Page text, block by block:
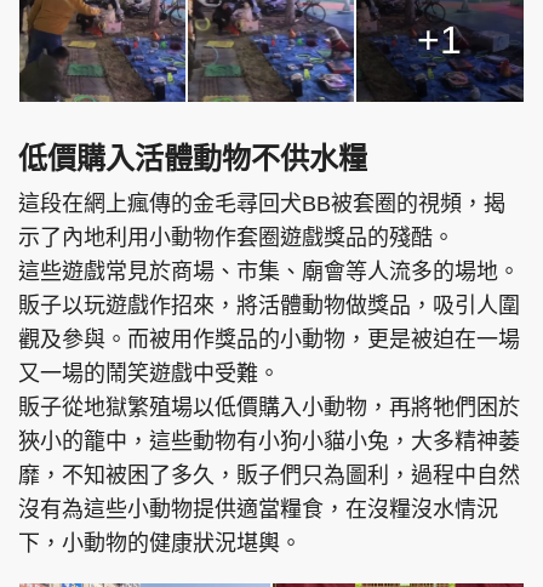
+1
低價購入活體動物不供水糧
這段在網上瘋傳的金毛尋回犬BB被套圈的視頻，揭
示了內地利用小動物作套圈遊戲獎品的殘酷。
這些遊戲常見於商場、市集、廟會等人流多的場地。
販子以玩遊戲作招來，將活體動物做獎品，吸引人圍
觀及參與。而被用作獎品的小動物，更是被迫在一場
又一場的鬧笑遊戲中受難。
販子從地獄繁殖場以低價購入小動物，再將牠們困於
狹小的籠中，這些動物有小狗小貓小兔，大多精神萎
靡，不知被困了多久，販子們只為圖利，過程中自然
沒有為這些小動物提供適當糧食，在沒糧沒水情況
下，小動物的健康狀況堪輿。